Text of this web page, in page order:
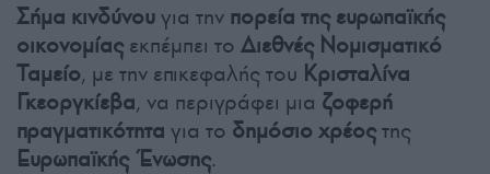
Σήμα κινδύνουγια την πορεία της ευρωπαϊκής
οικονομίαςεκπέμπει το Διεθνές Νομισματικό
Ταμείο, με την επικεφαλής του Κρισταλίνα
Γκεοργκίεβα, να περιγράφει μια ζοφερή
πραγματικότητα για το δημόσιο χρέοςτης
Ευρωπαϊκής Ένωσης.